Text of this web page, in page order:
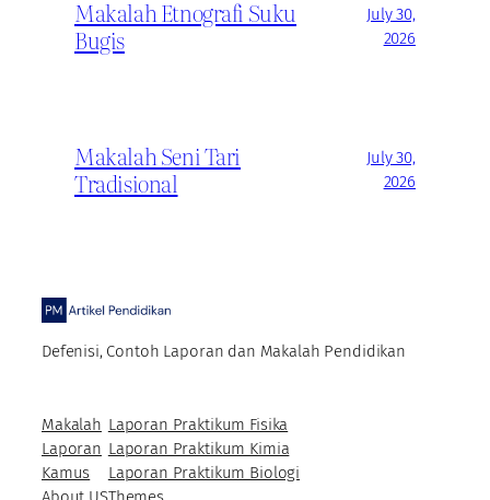
Makalah Etnografi Suku
Bugis
July 30,
2026
Makalah Seni Tari
Tradisional
July 30,
2026
Defenisi, Contoh Laporan dan Makalah Pendidikan
Makalah
Laporan
Kamus
Laporan Praktikum Fisika
Laporan Praktikum Kimia
Laporan Praktikum Biologi